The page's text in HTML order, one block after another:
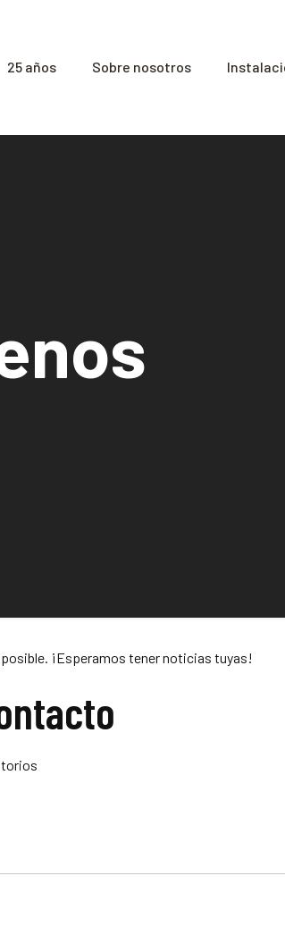
25 años Sobre nosotros
¡Esperamos tener noticias tuyas!